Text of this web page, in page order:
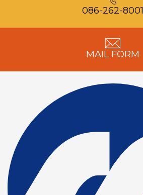
086-262-8001
MAIL FORM